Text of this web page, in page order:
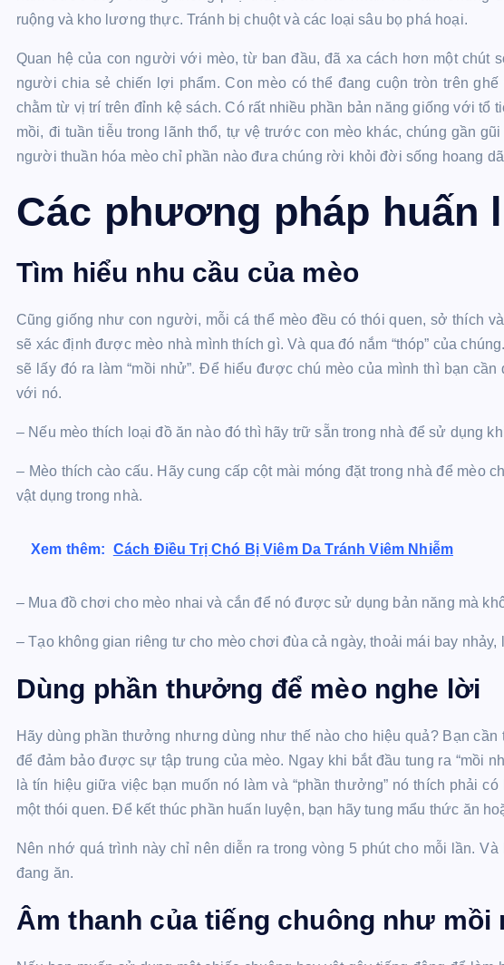
ruộng và kho lương thực. Tránh bị chuột và các loại sâu bọ phá hoại.
Quan hệ của con người với mèo, từ ban đầu, đã xa cách hơn một chút
người chia sẻ chiến lợi phẩm. Con mèo có thể đang cuộn tròn trên
chằm từ vị trí trên đỉnh kệ sách. Có rất nhiều phần bản năng giống với tổ
mồi, đi tuần tiễu trong lãnh thổ, tự vệ trước con mèo khác, chúng gần
người thuần hóa mèo chỉ phần nào đưa chúng rời khỏi đời sống hoang
Các phương pháp huấn
Tìm hiểu nhu cầu của mèo
Cũng giống như con người, mỗi cá thể mèo đều có thói quen, sở thích
sẽ xác định được mèo nhà mình thích gì. Và qua đó nắm “thóp” của
sẽ lấy đó ra làm “mồi nhử”. Để hiểu được chú mèo của mình thì bạn
với nó.
– Nếu mèo thích loại đồ ăn nào đó thì hãy trữ sẵn trong nhà để sử dụng
– Mèo thích cào cấu. Hãy cung cấp cột mài móng đặt trong nhà để mèo
vật dụng trong nhà.
Xem thêm: Cách Điều Trị Chó Bị Viêm Da Tránh Viêm Nhiễm
– Mua đồ chơi cho mèo nhai và cắn để nó được sử dụng bản năng mà
– Tạo không gian riêng tư cho mèo chơi đùa cả ngày, thoải mái bay nhảy,
Dùng phần thưởng để mèo nghe lời
Hãy dùng phần thưởng nhưng dùng như thế nào cho hiệu quả? Bạn
để đảm bảo được sự tập trung của mèo. Ngay khi bắt đầu tung ra “mồi
là tín hiệu giữa việc bạn muốn nó làm và “phần thưởng” nó thích phải
một thói quen. Để kết thúc phần huấn luyện, bạn hãy tung mẩu thức ăn
Nên nhớ quá trình này chỉ nên diễn ra trong vòng 5 phút cho mỗi lần.
đang ăn.
Âm thanh của tiếng chuông như mồi